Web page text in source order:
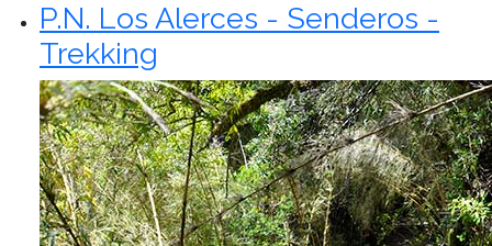
P.N. Los Alerces - Senderos -
Trekking